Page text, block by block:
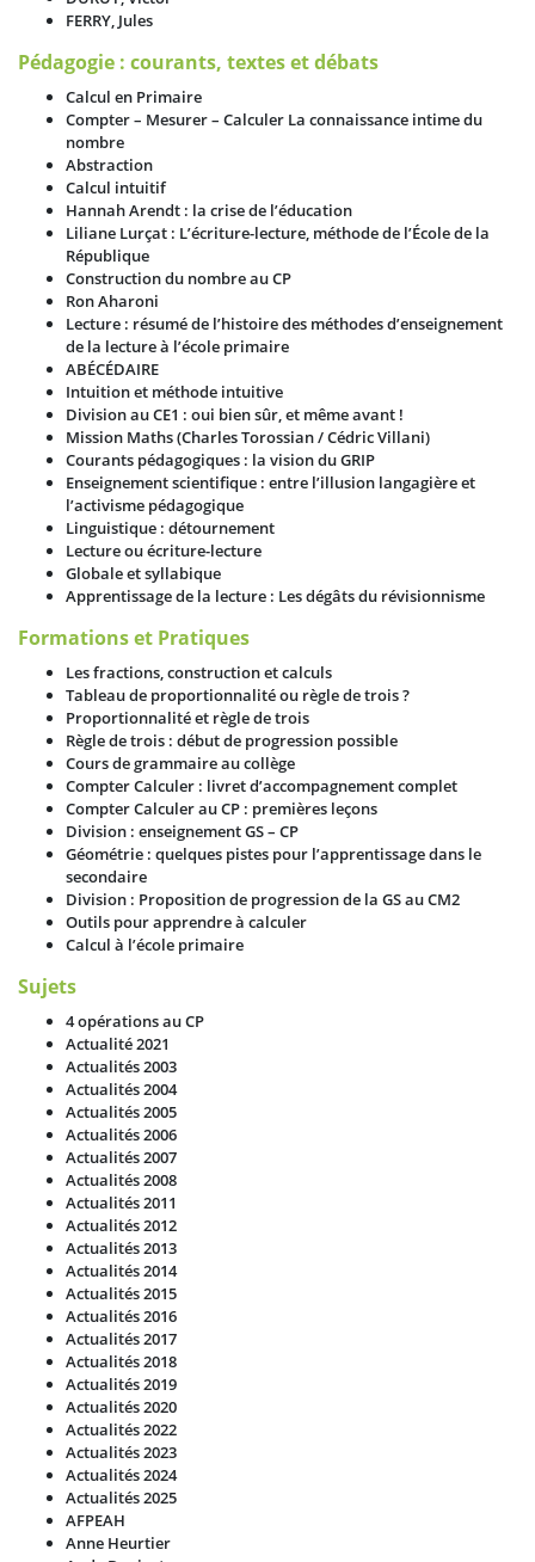
FERRY, Jules
Pédagogie : courants, textes et débats
Calcul en Primaire
Compter – Mesurer – Calculer La connaissance intime du
nombre
Abstraction
Calcul intuitif
Hannah Arendt : la crise de l’éducation
Liliane Lurçat : L’écriture-lecture, méthode de l’École de la
République
Construction du nombre au CP
Ron Aharoni
Lecture : résumé de l’histoire des méthodes d’enseignement
de la lecture à l’école primaire
ABÉCÉDAIRE
Intuition et méthode intuitive
Division au CE1 : oui bien sûr, et même avant !
Mission Maths (Charles Torossian / Cédric Villani)
Courants pédagogiques : la vision du GRIP
Enseignement scientifique : entre l’illusion langagière et
l’activisme pédagogique
Linguistique : détournement
Lecture ou écriture-lecture
Globale et syllabique
Apprentissage de la lecture : Les dégâts du révisionnisme
Formations et Pratiques
Les fractions, construction et calculs
Tableau de proportionnalité ou règle de trois ?
Proportionnalité et règle de trois
Règle de trois : début de progression possible
Cours de grammaire au collège
Compter Calculer : livret d’accompagnement complet
Compter Calculer au CP : premières leçons
Division : enseignement GS – CP
Géométrie : quelques pistes pour l’apprentissage dans le
secondaire
Division : Proposition de progression de la GS au CM2
Outils pour apprendre à calculer
Calcul à l’école primaire
Sujets
4 opérations au CP
Actualité 2021
Actualités 2003
Actualités 2004
Actualités 2005
Actualités 2006
Actualités 2007
Actualités 2008
Actualités 2011
Actualités 2012
Actualités 2013
Actualités 2014
Actualités 2015
Actualités 2016
Actualités 2017
Actualités 2018
Actualités 2019
Actualités 2020
Actualités 2022
Actualités 2023
Actualités 2024
Actualités 2025
AFPEAH
Anne Heurtier